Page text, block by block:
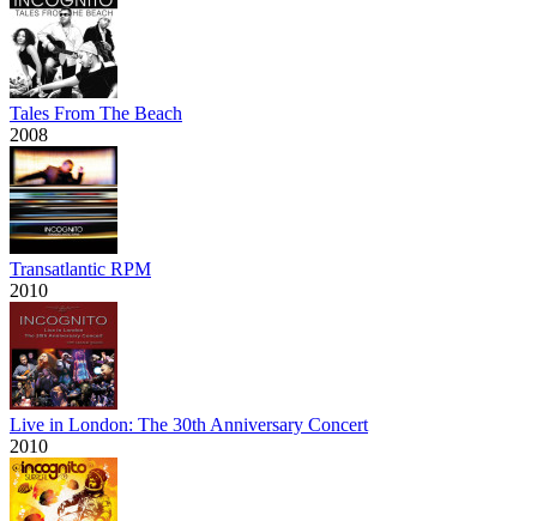
Tales From The Beach
2008
Transatlantic RPM
2010
Live in London: The 30th Anniversary Concert
2010